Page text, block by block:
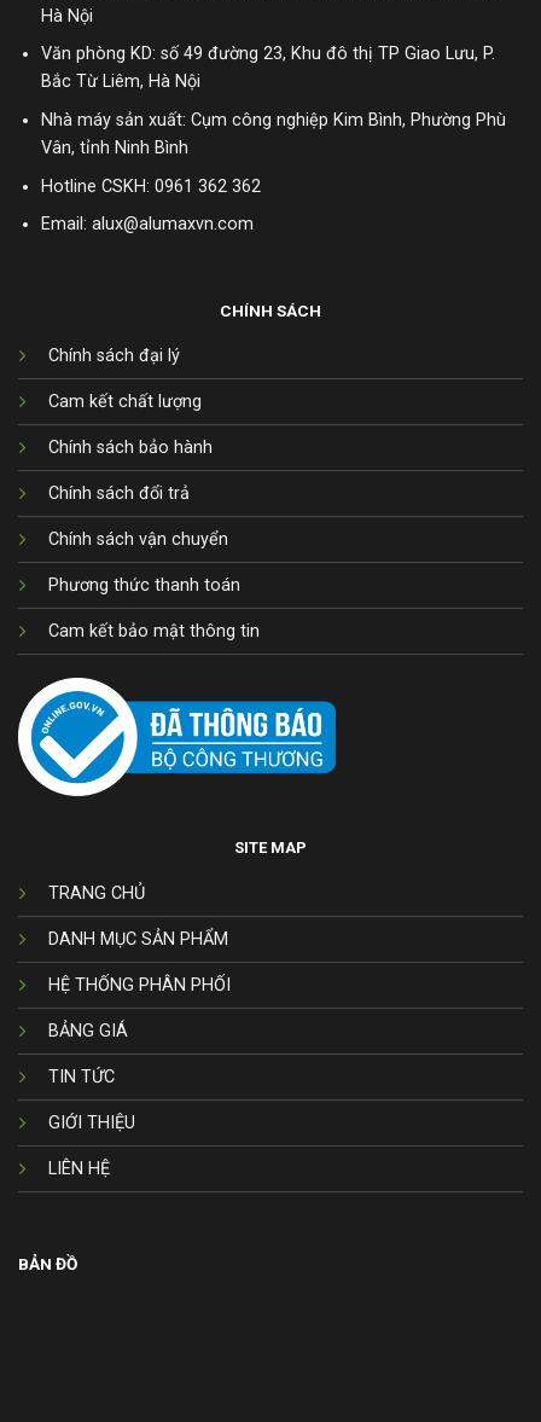
Hà Nội
Văn phòng KD: số 49 đường 23, Khu đô thị TP Giao Lưu, P.
Bắc Từ Liêm, Hà Nội
Nhà máy sản xuất: Cụm công nghiệp Kim Bình, Phường Phù
Vân, tỉnh Ninh Bình
Hotline CSKH: 0961 362 362
Email: alux@alumaxvn.com
CHÍNH SÁCH
Chính sách đại lý
Cam kết chất lượng
Chính sách bảo hành
Chính sách đổi trả
Chính sách vận chuyển
Phương thức thanh toán
Cam kết bảo mật thông tin
SITE MAP
TRANG CHỦ
DANH MỤC SẢN PHẨM
HỆ THỐNG PHÂN PHỐI
BẢNG GIÁ
TIN TỨC
GIỚI THIỆU
LIÊN HỆ
BẢN ĐỒ